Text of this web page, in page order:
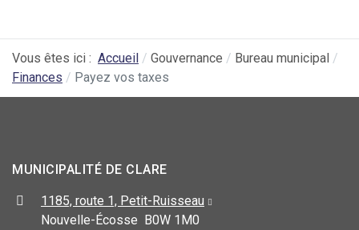
Vous êtes ici : Accueil Gouvernance
Bureau municipal
Finances
Payez vos taxes
MUNICIPALITÉ DE CLARE
1185, route 1, Petit-Ruisseau
Nouvelle-Écosse B0W 1M0